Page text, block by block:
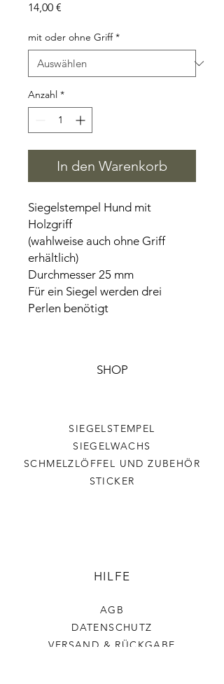
14,00 €
mit oder ohne Griff *
Anzahl *
In den Warenkorb
Siegelstempel Hund mit
Holzgriff
(wahlweise auch ohne Griff
erhältlich)
Durchmesser 25 mm
Für ein Siegel werden drei
Perlen benötigt
SHOP
SIEGELSTEMPEL
SIEGELWACHS
SCHMELZLÖFFEL UND ZUBEHÖR
STICKER
HILFE
AGB
DATENSCHUTZ
VERSAND & RÜCKGABE